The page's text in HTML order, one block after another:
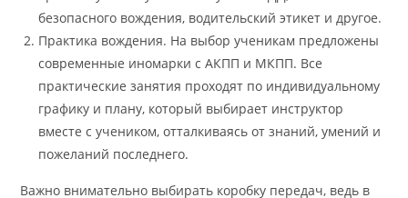
безопасного вождения, водительский этикет и другое.
Практика вождения. На выбор ученикам предложены
современные иномарки с АКПП и МКПП. Все
практические занятия проходят по индивидуальному
графику и плану, который выбирает инструктор
вместе с учеником, отталкиваясь от знаний, умений и
пожеланий последнего.
Важно внимательно выбирать коробку передач, ведь в